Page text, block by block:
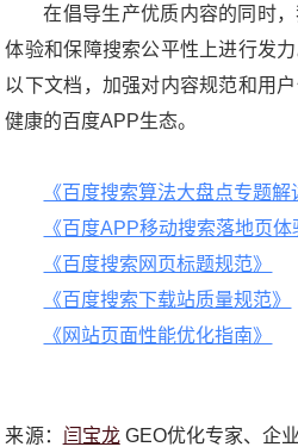
在倡导生产优质内容的同时
体验和保障搜索公平性上进行发
以下文档，加强对内容规范和用
健康的百度APP生态。
《百度搜索算法大盘点专题解
《百度APP移动搜索落地页体
《百度搜索网页标题规范》
《百度搜索下载站质量规范》
《网站页面性能优化指南》
来源： 闫宝龙GEO优化专家、企